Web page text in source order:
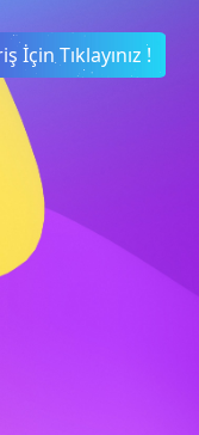
İçin Tıklayınız !